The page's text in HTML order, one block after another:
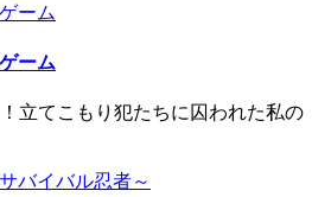
ーム
ーム
立てこもり犯たちに囚われた私の